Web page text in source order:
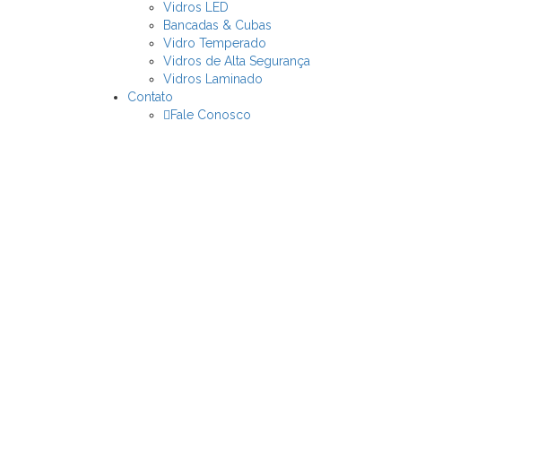
Vidros LED
Bancadas & Cubas
Vidro Temperado
Vidros de Alta Segurança
Vidros Laminado
Contato
Fale Conosco